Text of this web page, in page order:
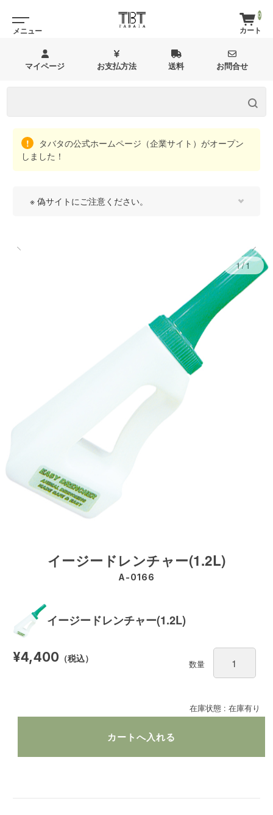
0
マイページ お支払方法 送料 お問合せ
タバタの公式ホームページ（企業サイト）がオープン
しました！
※ 偽サイトにご注意ください。
1/1
イージードレンチャー(1.2L)
A-0166
イージードレンチャー(1.2L)
在庫状態 : 在庫有り
¥4,400 （税込）
数量